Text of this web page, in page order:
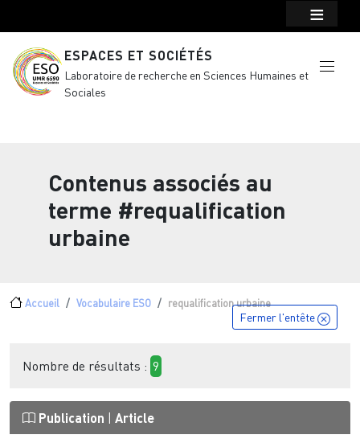
ESPACES ET SOCIÉTÉS
Laboratoire de recherche en Sciences Humaines et
Sociales
Contenus associés au
terme #requalification
urbaine
Fil d'Ariane
Accueil Vocabulaire ESO requalification urbaine
Fermer l'entête
Nombre de résultats : 9
Publication Article